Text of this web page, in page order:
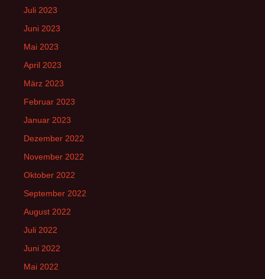
Juli 2023
Juni 2023
Mai 2023
April 2023
März 2023
Februar 2023
Januar 2023
Dezember 2022
November 2022
Oktober 2022
September 2022
August 2022
Juli 2022
Juni 2022
Mai 2022